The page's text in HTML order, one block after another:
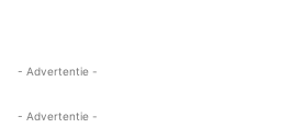
- Advertentie -
- Advertentie -